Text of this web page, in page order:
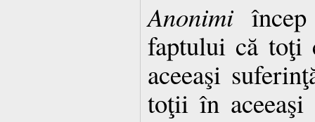
Anonimi
faptului că toţi
aceeaşi
toţii în aceeaşi